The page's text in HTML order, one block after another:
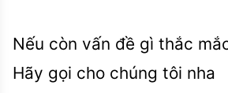
Nếu còn vấn đề gì thắc
Hãy gọi cho chúng tôi nha